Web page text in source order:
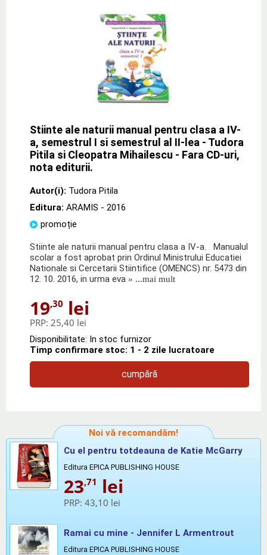
Stiinte ale naturii manual pentru clasa a IV-
a, semestrul I si semestrul al II-lea - Tudora
Pitila si Cleopatra Mihailescu - Fara CD-uri,
nota editurii.
Autor(i): Tudora Pitila
Editura: ARAMIS - 2016
promoție
Stiinte ale naturii manual pentru clasa a IV-a. Manualul
scolar a fost aprobat prin Ordinul Ministrului Educatiei
Nationale si Cercetarii Stiintifice (OMENCS) nr. 5473 din
12. 10. 2016, in urma eva » ...mai mult
19,30 lei
PRP: 25,40 lei
Disponibilitate: In stoc furnizor
Timp confirmare stoc: 1 - 2 zile lucratoare
cumpără
Noi vă recomandăm!
Cu el pentru totdeauna de Katie McGarry
Editura EPICA PUBLISHING HOUSE
23,71 lei
PRP: 43,10 lei
Ramai cu mine - Jennifer L Armentrout
Editura EPICA PUBLISHING HOUSE